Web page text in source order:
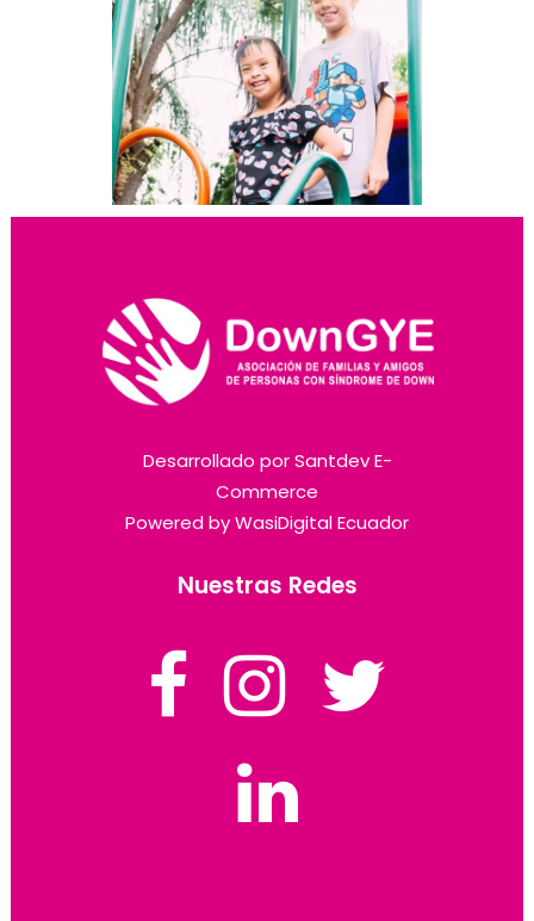
Desarrollado porSantdev E-
Commerce
Powered byWasiDigital Ecuador
Nuestras Redes